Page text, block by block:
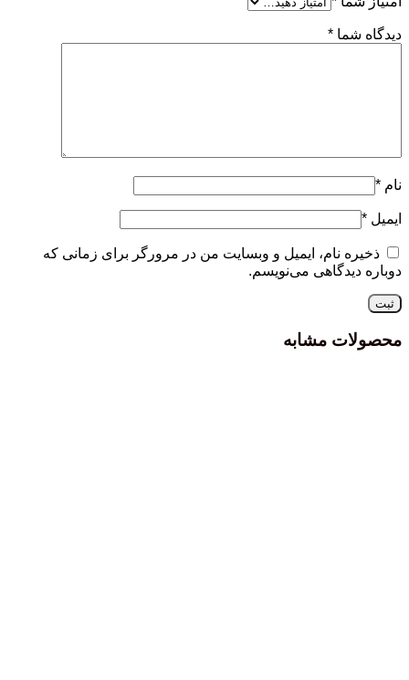
دیدگاه شما *
نام *
ایمیل *
ذخیره نام، ایمیل و وبسایت من در مرورگر برای زمانی که
دوباره دیدگاهی می‌نویسم.
محصولات مشابه